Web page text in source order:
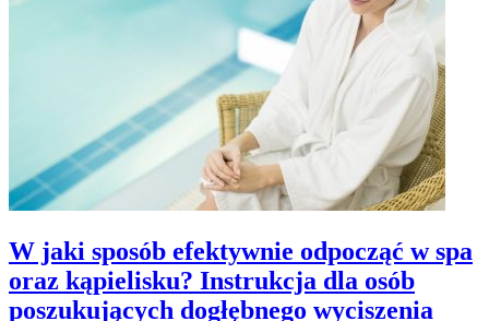
W jaki sposób efektywnie odpocząć w spa
oraz kąpielisku? Instrukcja dla osób
poszukujących dogłębnego wyciszenia